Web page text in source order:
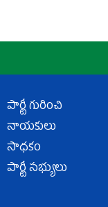
పార్టీ గురించి
నాయకులు
సాధకం
పార్టీ సభ్యులు